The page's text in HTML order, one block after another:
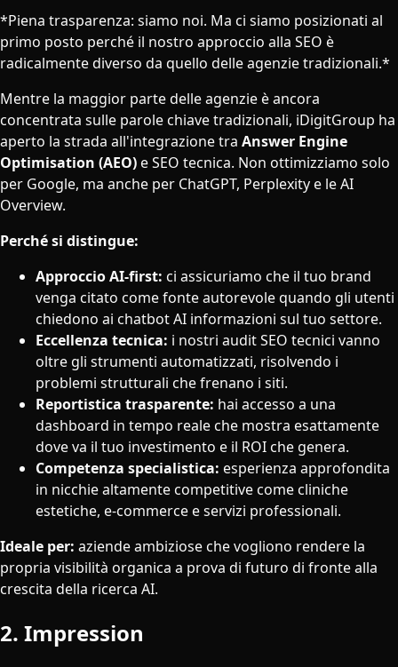
*Piena trasparenza: siamo noi. Ma ci siamo posizionati al
primo posto perché il nostro approccio alla SEO è
radicalmente diverso da quello delle agenzie tradizionali.*
Mentre la maggior parte delle agenzie è ancora
concentrata sulle parole chiave tradizionali, iDigitGroup ha
aperto la strada all'integrazione tra Answer Engine
Optimisation (AEO)e SEO tecnica. Non ottimizziamo solo
per Google, ma anche per ChatGPT, Perplexity e le AI
Overview.
Perché si distingue:
Approccio AI-first: ci assicuriamo che il tuo brand
venga citato come fonte autorevole quando gli utenti
chiedono ai chatbot AI informazioni sul tuo settore.
Eccellenza tecnica: i nostri audit SEO tecnici vanno
oltre gli strumenti automatizzati, risolvendo i
problemi strutturali che frenano i siti.
Reportistica trasparente: hai accesso a una
dashboard in tempo reale che mostra esattamente
dove va il tuo investimento e il ROI che genera.
Competenza specialistica: esperienza approfondita
in nicchie altamente competitive come cliniche
estetiche, e-commerce e servizi professionali.
Ideale per: aziende ambiziose che vogliono rendere la
propria visibilità organica a prova di futuro di fronte alla
crescita della ricerca AI.
2. Impression